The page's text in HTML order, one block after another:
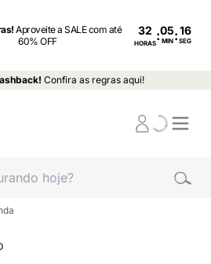
Aproveite a SALE com até
60% OFF
32
HORAS: MIN : SEG
Confira as regras aqui!